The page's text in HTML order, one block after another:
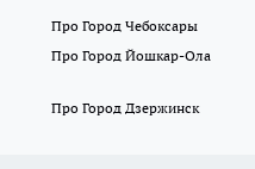
Про Город Чебоксары
Про Город Йошкар-Ола
Про Город Дзержинск